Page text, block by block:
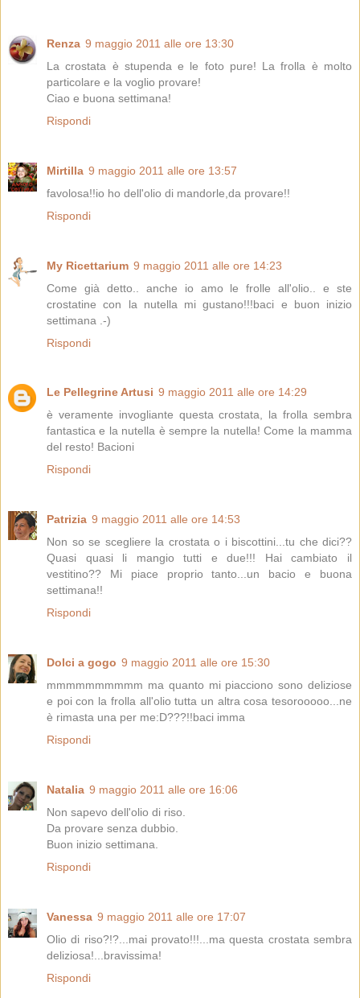
Renza 9 maggio 2011 alle ore 13:30
La crostata è stupenda e le foto pure! La frolla è molto
particolare e la voglio provare!
Ciao e buona settimana!
Rispondi
Mirtilla 9 maggio 2011 alle ore 13:57
favolosa!!io ho dell'olio di mandorle,da provare!!
Rispondi
My Ricettarium 9 maggio 2011 alle ore 14:23
Come già detto.. anche io amo le frolle all'olio.. e ste
crostatine con la nutella mi gustano!!!baci e buon inizio
settimana .-)
Rispondi
Le Pellegrine Artusi 9 maggio 2011 alle ore 14:29
è veramente invogliante questa crostata, la frolla sembra
fantastica e la nutella è sempre la nutella! Come la mamma
del resto! Bacioni
Rispondi
Patrizia 9 maggio 2011 alle ore 14:53
Non so se scegliere la crostata o i biscottini...tu che dici??
Quasi quasi li mangio tutti e due!!! Hai cambiato il
vestitino?? Mi piace proprio tanto...un bacio e buona
settimana!!
Rispondi
Dolci a gogo 9 maggio 2011 alle ore 15:30
mmmmmmmmmm ma quanto mi piacciono sono deliziose
e poi con la frolla all'olio tutta un altra cosa tesorooooo...ne
è rimasta una per me:D???!!baci imma
Rispondi
Natalia 9 maggio 2011 alle ore 16:06
Non sapevo dell'olio di riso.
Da provare senza dubbio.
Buon inizio settimana.
Rispondi
Vanessa 9 maggio 2011 alle ore 17:07
Olio di riso?!?...mai provato!!!...ma questa crostata sembra
deliziosa!...bravissima!
Rispondi